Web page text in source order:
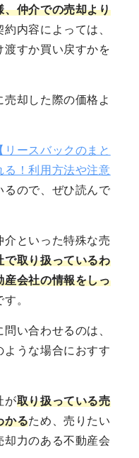
、仲介での売却より
内容によっては、
すか買い戻すかを
却した際の価格よ
リースバックのまと
る！利用方法や注意
るので、ぜひ読んで
介といった特殊な売
で取り扱っているわ
産会社の情報をしっ
す。
い合わせるのは、
ような場合におすす
が取り扱っている売
かるため、売りたい
却力のある不動産会